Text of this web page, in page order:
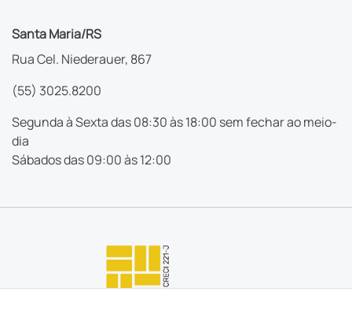
Santa Maria/RS
Rua Cel. Niederauer, 867
(55) 3025.8200
Segunda à Sexta das 08:30 às 18:00 sem fechar ao meio-
dia
Sábados das 09:00 às 12:00